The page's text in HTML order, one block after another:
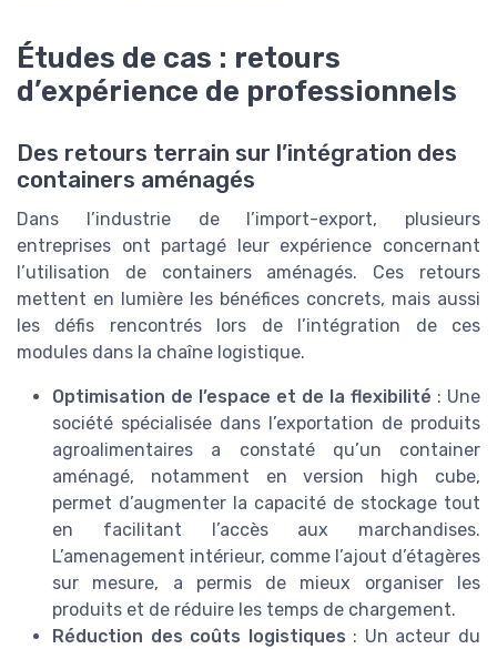
Études de cas : retours
d’expérience de professionnels
Des retours terrain sur l’intégration des
containers aménagés
Dans l’industrie de l’import-export, plusieurs
entreprises ont partagé leur expérience concernant
l’utilisation de containers aménagés. Ces retours
mettent en lumière les bénéfices concrets, mais aussi
les défis rencontrés lors de l’intégration de ces
modules dans la chaîne logistique.
Optimisation de l’espace et de la flexibilité : Une
société spécialisée dans l’exportation de produits
agroalimentaires a constaté qu’un container
aménagé, notamment en version high cube,
permet d’augmenter la capacité de stockage tout
en facilitant l’accès aux marchandises.
L’amenagement intérieur, comme l’ajout d’étagères
sur mesure, a permis de mieux organiser les
produits et de réduire les temps de chargement.
Réduction des coûts logistiques : Un acteur du